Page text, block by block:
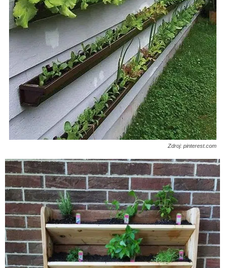
Zdroj: pinterest.com